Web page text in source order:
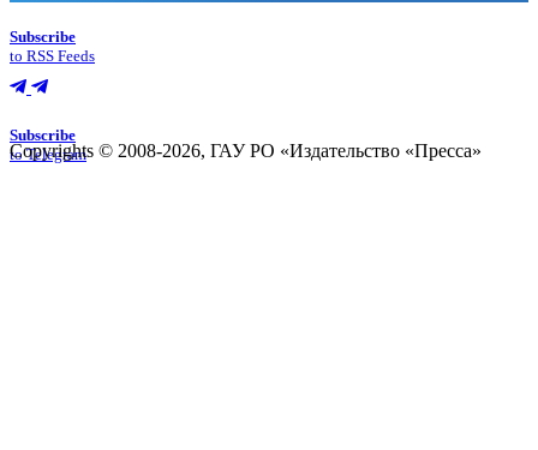
Subscribe
to RSS Feeds
Subscribe
to Telegram
Copyrights © 2008-2026, ГАУ РО «Издательство «Пресса»